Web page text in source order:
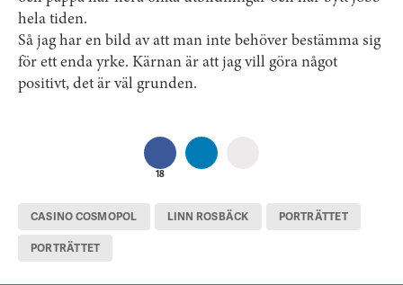
hela tiden.
Så jag har en bild av att man inte behöver bestämma sig
för ett enda yrke. Kärnan är att jag vill göra något
positivt, det är väl grunden.
18
CASINO COSMOPOL LINN ROSBÄCK PORTRÄTTET
PORTRÄTTET